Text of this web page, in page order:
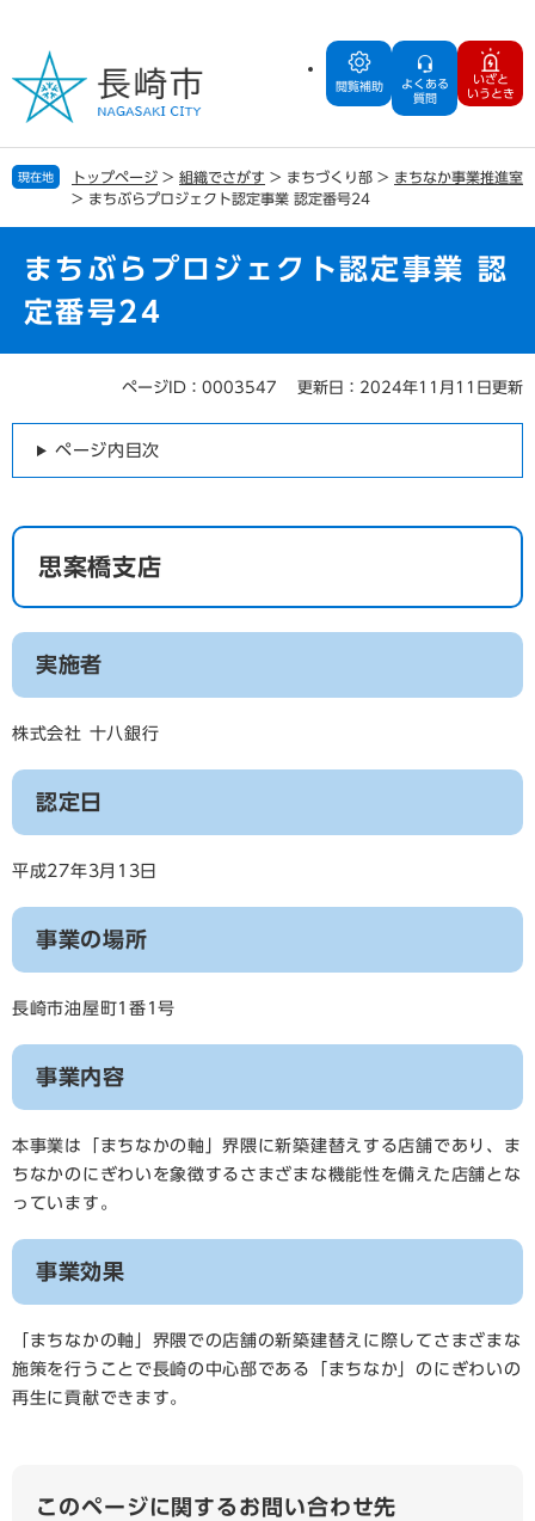
の
で
す
ー
ば
し
閲覧補助
よくある
質問
いざと
いうとき
現在地 トップページ > 組織でさがす > まちづくり部 > まちなか事業推進室
> まちぶらプロジェクト認定事業 認定番号24
まちぶらプロジェクト認定事業 認
定番号24
ページID：0003547 更新日：2024年11月11日更新
ページ内目次
思案橋支店
実施者
株式会社 十八銀行
認定日
平成27年3月13日
事業の場所
長崎市油屋町1番1号
事業内容
本事業は「まちなかの軸」界隈に新築建替えする店舗であり、ま
ちなかのにぎわいを象徴するさまざまな機能性を備えた店舗とな
っています。
事業効果
「まちなかの軸」界隈での店舗の新築建替えに際してさまざまな
施策を行うことで長崎の中心部である「まちなか」のにぎわいの
再生に貢献できます。
このページに関するお問い合わせ先